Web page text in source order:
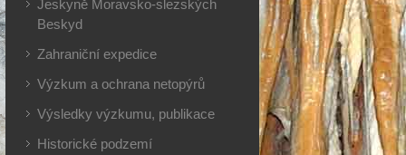
Jeskyně Moravsko-slezských
Beskyd
Zahraniční expedice
Výzkum a ochrana netopýrů
Výsledky výzkumu, publikace
Historické podzemí